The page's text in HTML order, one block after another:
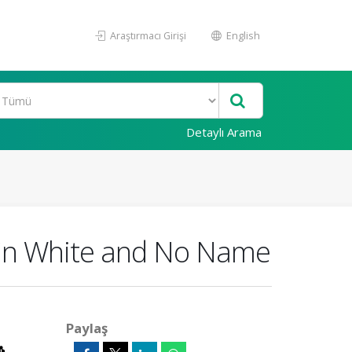
Araştırmacı Girişi English
Detaylı Arama
White and No Name
Paylaş